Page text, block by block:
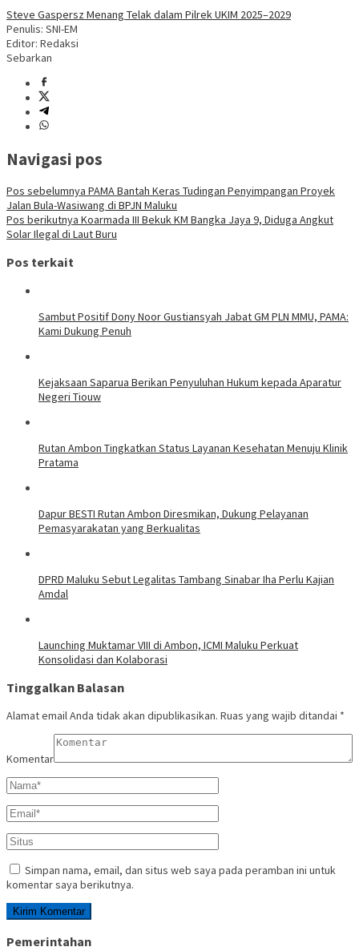
Steve Gaspersz Menang Telak dalam Pilrek UKIM 2025–2029
Penulis: SNI-EM
Editor: Redaksi
Sebarkan
Navigasi pos
Pos sebelumnya PAMA Bantah Keras Tudingan Penyimpangan Proyek
Jalan Bula-Wasiwang di BPJN Maluku
Pos berikutnya Koarmada III Bekuk KM Bangka Jaya 9, Diduga Angkut
Solar Ilegal di Laut Buru
Pos terkait
Sambut Positif Dony Noor Gustiansyah Jabat GM PLN MMU, PAMA:
Kami Dukung Penuh
Kejaksaan Saparua Berikan Penyuluhan Hukum kepada Aparatur
Negeri Tiouw
Rutan Ambon Tingkatkan Status Layanan Kesehatan Menuju Klinik
Pratama
Dapur BESTI Rutan Ambon Diresmikan, Dukung Pelayanan
Pemasyarakatan yang Berkualitas
DPRD Maluku Sebut Legalitas Tambang Sinabar Iha Perlu Kajian
Amdal
Launching Muktamar VIII di Ambon, ICMI Maluku Perkuat
Konsolidasi dan Kolaborasi
Tinggalkan Balasan
Alamat email Anda tidak akan dipublikasikan. Ruas yang wajib ditandai *
Komentar
Simpan nama, email, dan situs web saya pada peramban ini untuk
komentar saya berikutnya.
Pemerintahan